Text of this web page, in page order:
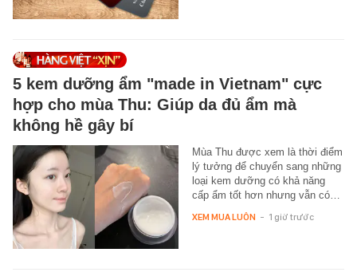
5 kem dưỡng ẩm "made in Vietnam" cực
hợp cho mùa Thu: Giúp da đủ ẩm mà
không hề gây bí
Mùa Thu được xem là thời điểm
lý tưởng để chuyển sang những
loại kem dưỡng có khả năng
cấp ẩm tốt hơn nhưng vẫn có…
XEM MUA LUÔN - 1 giờ trước